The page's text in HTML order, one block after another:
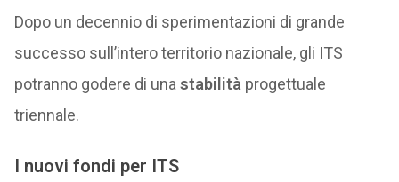
Dopo un decennio di sperimentazioni di grande
successo sull’intero territorio nazionale, gli ITS
potranno godere di una stabilità progettuale
triennale.
I nuovi fondi per ITS